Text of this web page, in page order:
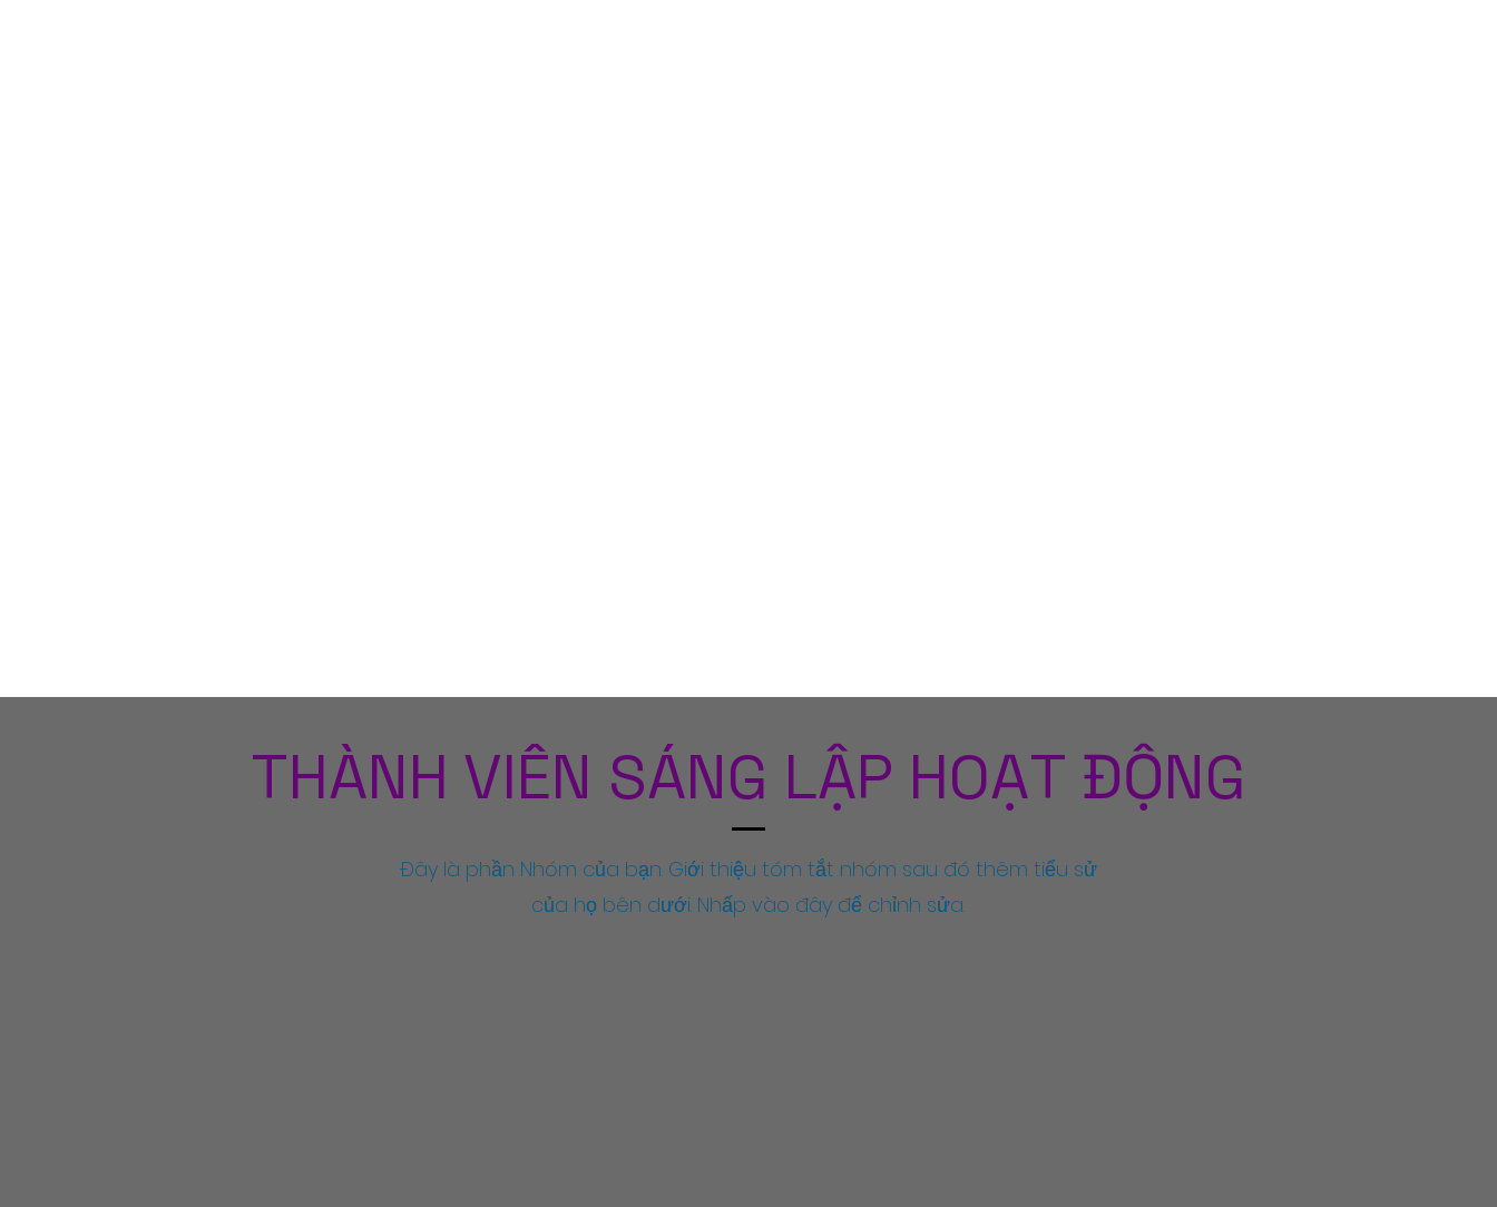
THÀNH VIÊN SÁNG LẬP HOẠT ĐỘNG
Đây là phần Nhóm của bạn. Giới thiệu tóm tắt nhóm sau đó thêm tiểu sử
của họ bên dưới. Nhấp vào đây để chỉnh sửa.